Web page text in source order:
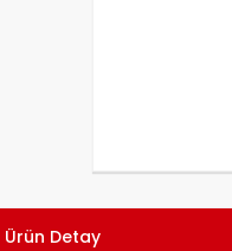
Ürün Detay